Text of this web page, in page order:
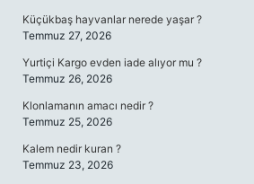
Küçükbaş hayvanlar nerede yaşar ?
Temmuz 27, 2026
Yurtiçi Kargo evden iade alıyor mu ?
Temmuz 26, 2026
Klonlamanın amacı nedir ?
Temmuz 25, 2026
Kalem nedir kuran ?
Temmuz 23, 2026